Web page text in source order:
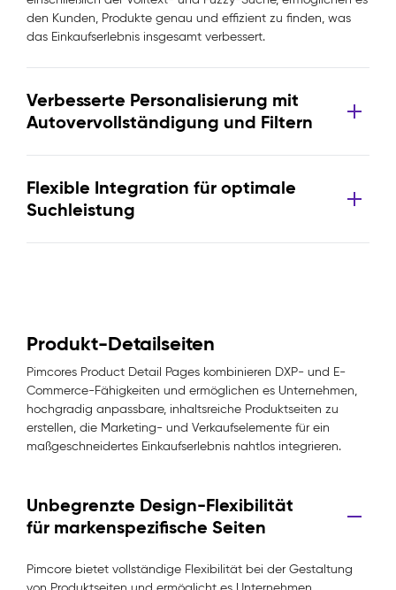
den Kunden, Produkte genau und effizient zu finden, was
das Einkaufserlebnis insgesamt verbessert.
Verbesserte Personalisierung mit
Autovervollständigung und Filtern
Flexible Integration für optimale
Suchleistung
Produkt-Detailseiten
Pimcores Product Detail Pages kombinieren DXP- und E-
Commerce-Fähigkeiten und ermöglichen es Unternehmen,
hochgradig anpassbare, inhaltsreiche Produktseiten zu
erstellen, die Marketing- und Verkaufselemente für ein
maßgeschneidertes Einkaufserlebnis nahtlos integrieren.
Unbegrenzte Design-Flexibilität
für markenspezifische Seiten
Pimcore bietet vollständige Flexibilität bei der Gestaltung